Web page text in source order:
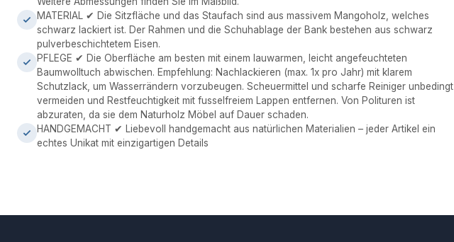
MATERIAL ✔ Die Sitzfläche und das Staufach sind aus massivem Mangoholz, welches
schwarz lackiert ist. Der Rahmen und die Schuhablage der Bank bestehen aus schwarz
pulverbeschichtetem Eisen.
PFLEGE ✔ Die Oberfläche am besten mit einem lauwarmen, leicht angefeuchteten
Baumwolltuch abwischen. Empfehlung: Nachlackieren (max. 1x pro Jahr) mit klarem
Schutzlack, um Wasserrändern vorzubeugen. Scheuermittel und scharfe Reiniger unbedingt
vermeiden und Restfeuchtigkeit mit fusselfreiem Lappen entfernen. Von Polituren ist
abzuraten, da sie dem Naturholz Möbel auf Dauer schaden.
HANDGEMACHT ✔ Liebevoll handgemacht aus natürlichen Materialien – jeder Artikel ein
echtes Unikat mit einzigartigen Details